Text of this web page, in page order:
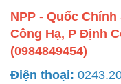
NPP - Quốc
Công Hạ, P Định
(0984849454)
Điện thoại: